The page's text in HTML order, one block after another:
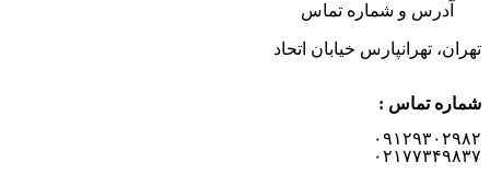
آدرس و شماره تماس
تهران، تهرانپارس خیابان اتحاد
شماره تماس :
۰۹۱۲۹۳۰۲۹۸۲
۰۲۱۷۷۳۴۹۸۳۷